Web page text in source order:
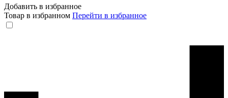
Добавить в избранное
Товар в избранном Перейти в избранное